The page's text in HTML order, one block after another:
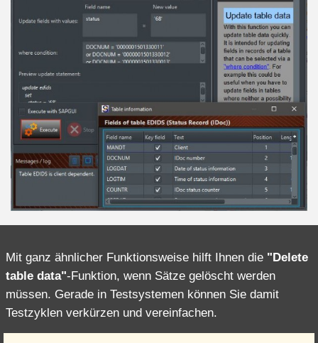
Mit ganz ähnlicher Funktionsweise hilft Ihnen die "Delete
table data"-Funktion, wenn Sätze gelöscht werden
müssen. Gerade in Testsystemen können Sie damit
Testzyklen verkürzen und vereinfachen.